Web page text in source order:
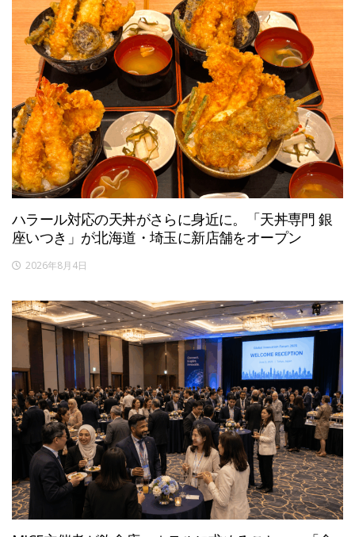
ハラール対応の天丼がさらに身近に。「天丼専門 銀
座いつき」が北海道・埼玉に新店舗をオープン
2026年8月4日